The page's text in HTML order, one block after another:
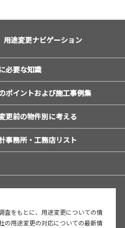
用途変更ナビゲーション
必要な知識
ポイントおよび施工事例集
更前の物件別に考える
事務所・工務店リスト
査をもとに、用途変更についての情
の用途変更の対応についての最新情